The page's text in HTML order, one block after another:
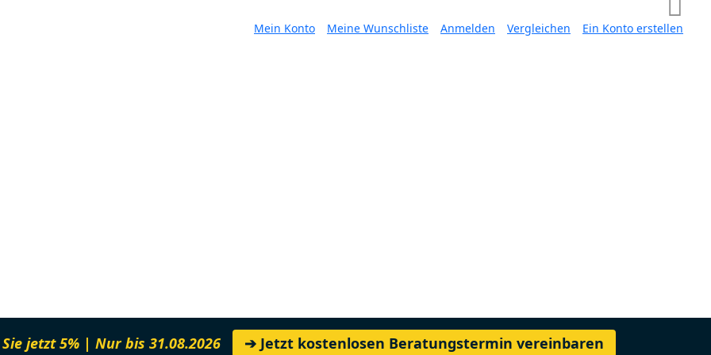
Mein Konto Meine Wunschliste Anmelden Vergleichen Ein Konto erstellen
jetzt 5% | Nur bis 31.08.2026 ➔ Jetzt kostenlosen Beratungstermin vereinbaren